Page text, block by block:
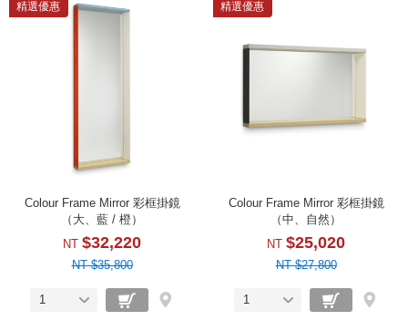
精選優惠
Colour Frame Mirror 彩框掛鏡
（大、藍 / 橙）
NT $32,220
NT $35,800
1
精選優惠
Colour Frame Mirror 彩框掛鏡
（中、自然）
NT $25,020
NT $27,800
1